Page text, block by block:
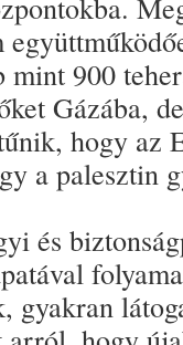
mint 900
Gázába,
hogy az
a palesztin
és
gyakran